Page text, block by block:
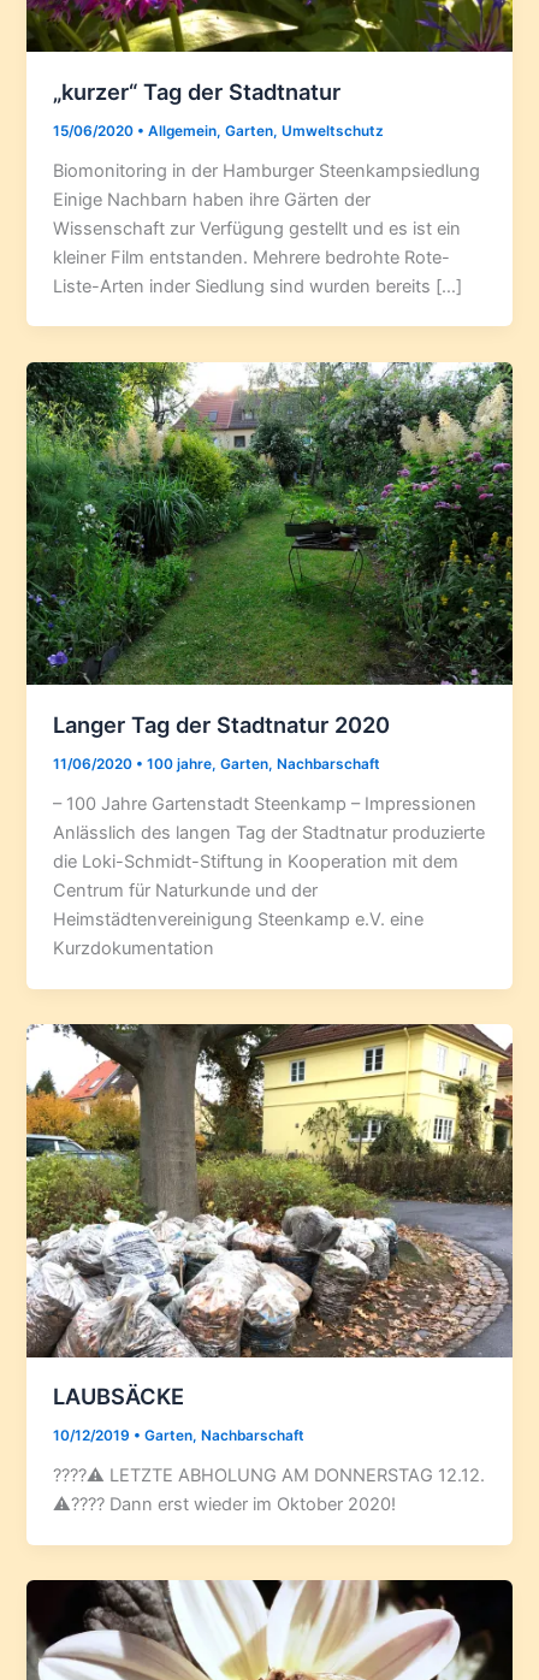
„kurzer“ Tag der Stadtnatur
15/06/2020 •Allgemein,Garten,Umweltschutz
Biomonitoring in der Hamburger Steenkampsiedlung
Einige Nachbarn haben ihre Gärten der
Wissenschaft zur Verfügung gestellt und es ist ein
kleiner Film entstanden. Mehrere bedrohte Rote-
Liste-Arten inder Siedlung sind wurden bereits […]
Langer Tag der Stadtnatur 2020
11/06/2020 •100 jahre,Garten, Nachbarschaft
– 100 Jahre Gartenstadt Steenkamp – Impressionen
Anlässlich des langen Tag der Stadtnatur produzierte
die Loki-Schmidt-Stiftung in Kooperation mit dem
Centrum für Naturkunde und der
Heimstädtenvereinigung Steenkamp e.V. eine
Kurzdokumentation
LAUBSÄCKE
10/12/2019 •Garten, Nachbarschaft
????⚠️ LETZTE ABHOLUNG AM DONNERSTAG 12.12.
⚠️???? Dann erst wieder im Oktober 2020!